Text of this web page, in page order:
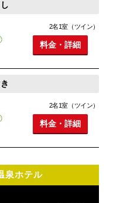
2名1室（ツイン）
料金・詳細
2名1室（ツイン）
料金・詳細
泉ホテル